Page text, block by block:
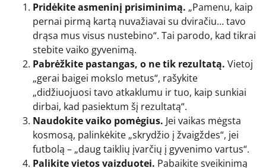
Pridėkite asmeninį prisiminimą. „Pamenu, kaip
pernai pirmą kartą nuvažiavai su dviračiu… tavo
drąsa mus visus nustebino“. Tai parodo, kad tikrai
stebite vaiko gyvenimą.
Pabrėžkite pastangas, o ne tik rezultatą. Vietoj
„gerai baigei mokslo metus“, rašykite
„didžiuojuosi tavo atkaklumu ir tuo, kaip sunkiai
dirbai, kad pasiektum šį rezultatą“.
Naudokite vaiko pomėgius. Jei vaikas mėgsta
kosmosą, palinkėkite „skrydžio į žvaigždes“, jei
futbolą – „daug taiklių įvarčių į gyvenimo vartus“.
Palikite vietos vaizduotei. Pabaikite sveikinimą